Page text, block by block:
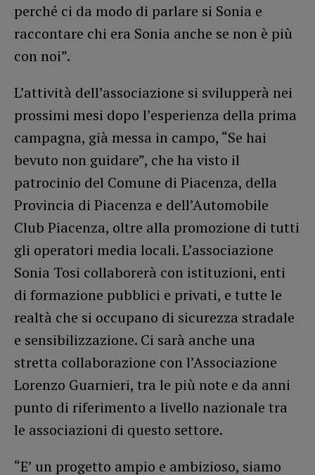
perché ci da modo di parlare si Sonia e
raccontare chi era Sonia anche se non è più
con noi”.
L’attività dell’associazione si svilupperà nei
prossimi mesi dopo l’esperienza della prima
campagna, già messa in campo, “Se hai
bevuto non guidare”, che ha visto il
patrocinio del Comune di Piacenza, della
Provincia di Piacenza e dell’Automobile
Club Piacenza, oltre alla promozione di tutti
gli operatori media locali. L’associazione
Sonia Tosi collaborerà con istituzioni, enti
di formazione pubblici e privati, e tutte le
realtà che si occupano di sicurezza stradale
e sensibilizzazione. Ci sarà anche una
stretta collaborazione con l’Associazione
Lorenzo Guarnieri, tra le più note e da anni
punto di riferimento a livello nazionale tra
le associazioni di questo settore.
“E’ un progetto ampio e ambizioso, siamo